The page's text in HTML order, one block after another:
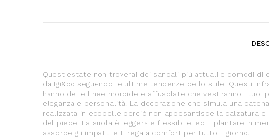
Quest'estate non troverai dei sandali più attuali e comodi di
da Igi&co seguendo le ultime tendenze dello stile. Questi
hanno delle linee morbide e affusolate che vestiranno i tuoi
eleganza e personalità. La decorazione che simula una
realizzata in ecopelle perciò non appesantisce la calzatura e
del piede. La suola è leggera e flessibile, ed il plantare in
assorbe gli impatti e ti regala comfort per tutto il giorno.